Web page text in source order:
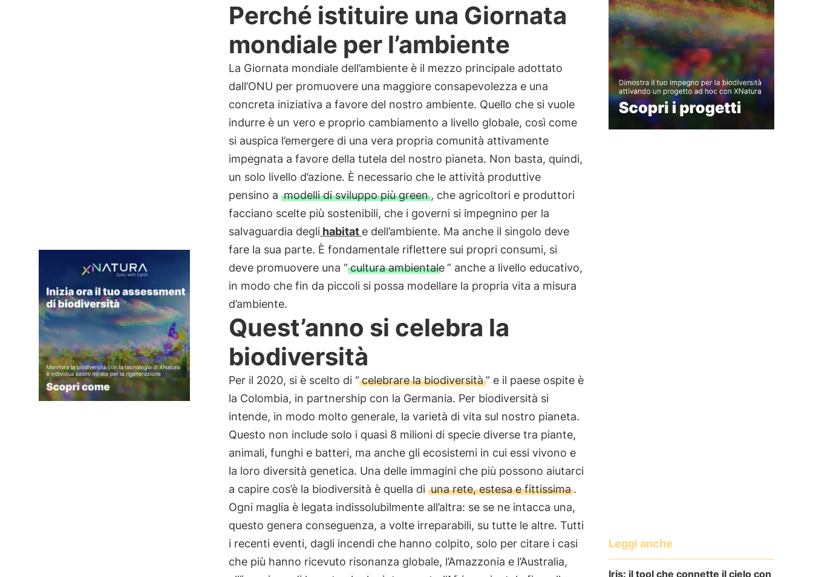
Perché istituire una Giornata
mondiale per l’ambiente
La Giornata mondiale dell’ambiente è il mezzo principale adottato
dall’ONU per promuovere una maggiore consapevolezza e una
concreta iniziativa a favore del nostro ambiente. Quello che si vuole
indurre è un vero e proprio cambiamento a livello globale, così come
si auspica l’emergere di una vera propria comunità attivamente
impegnata a favore della tutela del nostro pianeta. Non basta, quindi,
un solo livello d’azione. È necessario che le attività produttive
pensino a modelli di sviluppo più green, che agricoltori e produttori
facciano scelte più sostenibili, che i governi si impegnino per la
salvaguardia deglihabitat e dell’ambiente. Ma anche il singolo deve
fare la sua parte. È fondamentale riflettere sui propri consumi, si
deve promuovere una “cultura ambientale” anche a livello educativo,
in modo che fin da piccoli si possa modellare la propria vita a misura
d’ambiente.
Quest’anno si celebra la
biodiversità
Per il 2020, si è scelto di “celebrare la biodiversità” e il paese ospite è
la Colombia, in partnership con la Germania. Per biodiversità si
intende, in modo molto generale, la varietà di vita sul nostro pianeta.
Questo non include solo i quasi 8 milioni di specie diverse tra piante,
animali, funghi e batteri, ma anche gli ecosistemi in cui essi vivono e
la loro diversità genetica. Una delle immagini che più possono aiutarci
a capire cos’è la biodiversità è quella di una rete, estesa e fittissima.
Ogni maglia è legata indissolubilmente all’altra: se se ne intacca una,
questo genera conseguenza, a volte irreparabili, su tutte le altre. Tutti
i recenti eventi, dagli incendi che hanno colpito, solo per citare i casi
che più hanno ricevuto risonanza globale, l’Amazzonia e l’Australia,
Leggi anche
Iris: il tool che connette il cielo con